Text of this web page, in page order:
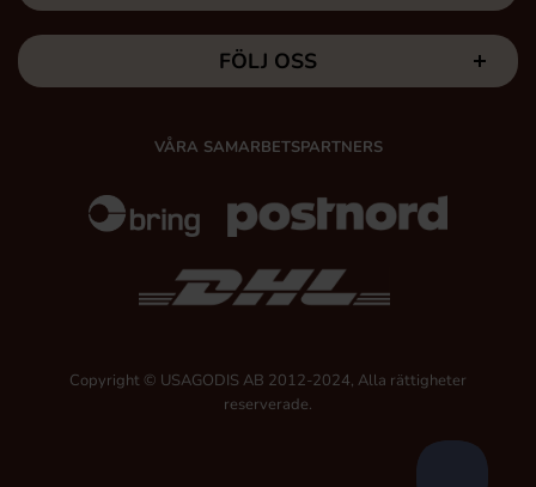
FÖLJ OSS
VÅRA SAMARBETSPARTNERS
Copyright © USAGODIS AB 2012-2024, Alla rättigheter
reserverade.